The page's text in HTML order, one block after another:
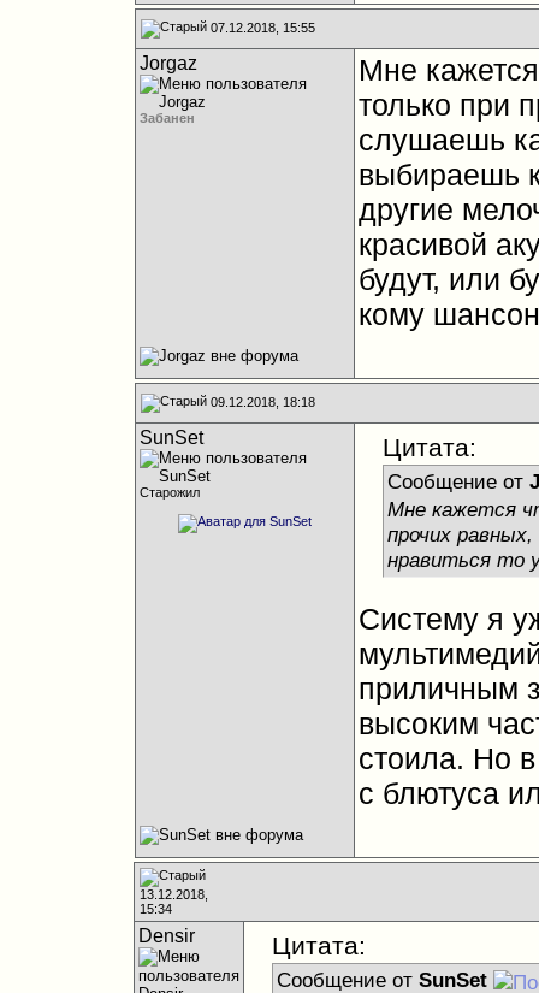
07.12.2018, 15:55
Jorgaz
Забанен
Мне
только при
слушаешь
выбираешь
другие
красивой
будут, или
кому
09.12.2018, 18:18
SunSet
Старожил
Цитата:
Сообщение от
Мне кажется
прочих
нравиться то
Систему я
приличным
высоким
стоила. Но
с блютуса
13.12.2018,
15:34
Densir Цитата:
Сообщение отSunSet